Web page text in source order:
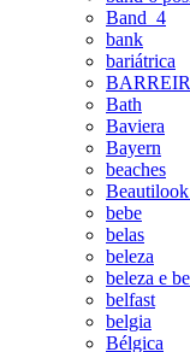
Band_4
bank
bariátrica
Bath
Baviera
Bayern
beaches
bebe
belas
beleza
beleza e
belfast
belgia
Bélgica